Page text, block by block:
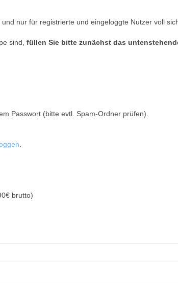
nur für registrierte und eingeloggte Nutzer voll
sind, füllen Sie bitte zunächst das
Passwort (bitte evtl. Spam-Ordner prüfen).
.
brutto)